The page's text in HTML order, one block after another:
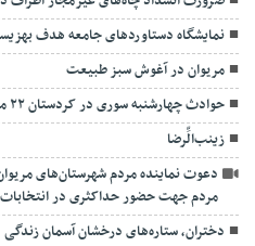
نمایشگاه دستاوردهای جامعه هدف
مریوان در آغوش سبز طبیعت
حوادث چهارشنبه سوری در کردستان ۲۲ مصدوم داشت
زینب‌الِّرضا
دعوت نماینده مردم شهرستان‌های
مردم جهت حضور حداکثری در انتخابات
دختران، ستاره‌های درخشان آسمان زندگی